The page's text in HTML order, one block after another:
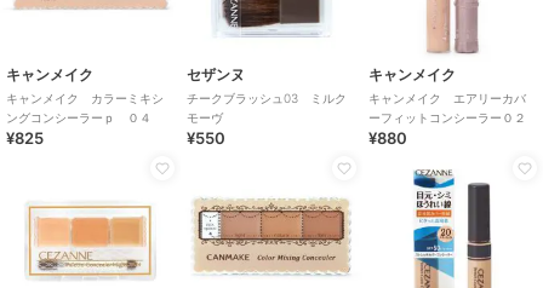
キャンメイク
キャンメイク カラーミキシ
ングコンシーラーｐ ０４
¥825
セザンヌ
チークブラッシュ03 ミルク
モーヴ
¥550
キャンメイク
キャンメイク エアリーカバ
ーフィットコンシーラー０２
¥880